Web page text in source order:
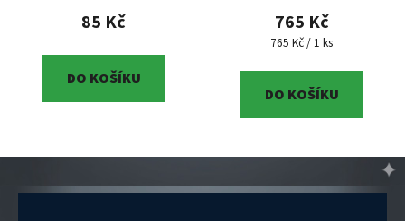
85 Kč
DO KOŠÍKU
765 Kč
Měrná cena:
765 Kč / 1 ks
DO KOŠÍKU